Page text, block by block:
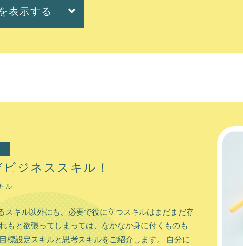
表示する
も同じく車で1時間程度の場所となっており、どこへ
が特徴です。 生活する上では十分な都市機能も有
様々な面で非常にバランスの取れているのが岩見沢市
表示する
ジネススキル！
ル
スキル以外にも、必要で役に立つスキルはまだまだ存
もと欲張ってしまっては、なかなか身に付くものも
標設定スキルと思考スキルをご紹介します。 自分に